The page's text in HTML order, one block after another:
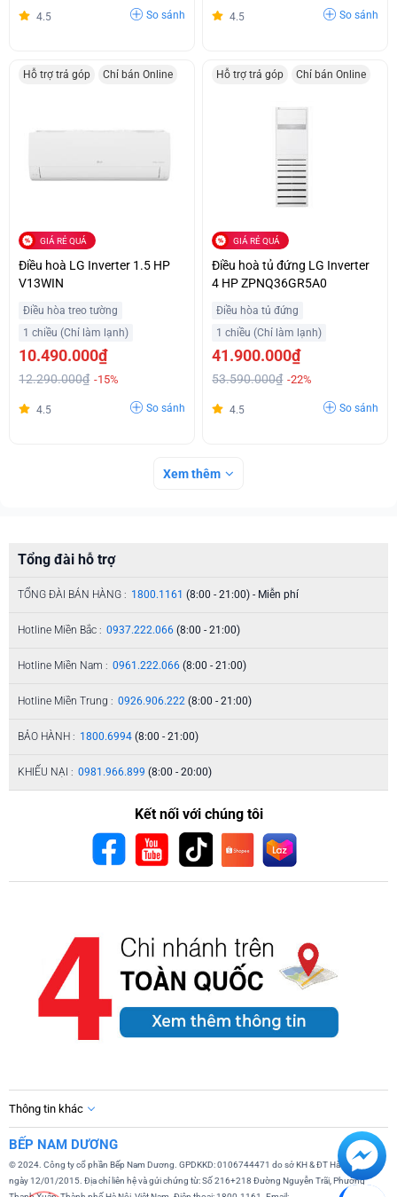
4.5 So sánh 4.5 So sánh
Hỗ trợ trả góp Chỉ bán Online
GIÁ RẺ QUÁ
Điều hoà LG Inverter 1.5 HP
V13WIN
Điều hòa treo tường
1 chiều (Chỉ làm lạnh)
10.490.000₫
12.290.000₫ -15%
4.5 So sánh
Hỗ trợ trả góp Chỉ bán Online
GIÁ RẺ QUÁ
Điều hoà tủ đứng LG Inverter
4 HP ZPNQ36GR5A0
Điều hòa tủ đứng
1 chiều (Chỉ làm lạnh)
41.900.000₫
53.590.000₫ -22%
4.5 So sánh
Xem thêm
Tổng đài hỗ trợ
TỔNG ĐÀI BÁN HÀNG : 1800.1161 (8:00 - 21:00) - Miễn phí
Hotline Miền Bắc : 0937.222.066 (8:00 - 21:00)
Hotline Miền Nam : 0961.222.066 (8:00 - 21:00)
Hotline Miền Trung : 0926.906.222 (8:00 - 21:00)
BẢO HÀNH : 1800.6994 (8:00 - 21:00)
KHIẾU NẠI : 0981.966.899 (8:00 - 20:00)
Kết nối với chúng tôi
Thông tin khác
BẾP NAM DƯƠNG
© 2024. Công ty cổ phần Bếp Nam Dương. GPDKKD: 0106744471 do sở KH & ĐT Hà Nội cấp
ngày 12/01/2015. Địa chỉ liên hệ và gửi chứng từ: Số 216+218 Đường Nguyễn Trãi, Phường